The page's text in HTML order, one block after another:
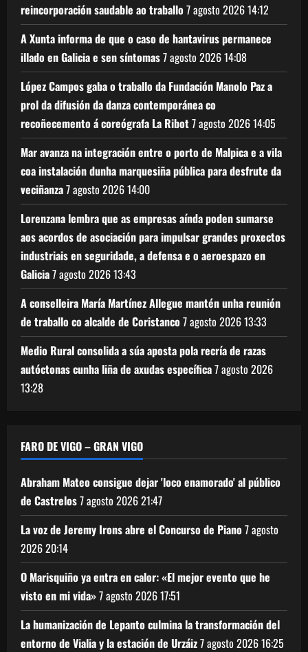
reincorporación saudable ao traballo7 agosto 202614:12
A Xunta informa de que o caso de hantavirus permanece
illado en Galicia e sen síntomas7 agosto 202614:08
López Campos gaba o traballo da Fundación Manolo Paz a
prol da difusión da danza contemporánea co
recoñecemento á coreógrafa La Ribot7 agosto 202614:05
Mar avanza na integración entre o porto de Malpica e a vila
coa instalación dunha marquesiña pública para desfrute da
veciñanza7 agosto 202614:00
Lorenzana lembra que as empresas aínda poden sumarse
aos acordos de asociación para impulsar grandes proxectos
industriais en seguridade, a defensa e o aeroespazo en
Galicia7 agosto 202613:43
A conselleira María Martínez Allegue mantén unha reunión
de traballo co alcalde de Coristanco7 agosto 202613:33
Medio Rural consolida a súa aposta pola recría de razas
autóctonas cunha liña de axudas específica7 agosto 2026
13:28
FARO DE VIGO – GRAN VIGO
Abraham Mateo consigue dejar 'loco enamorado' al público
de Castrelos7 agosto 202621:47
La voz de Jeremy Irons abre el Concurso de Piano7 agosto
202620:14
O Marisquiño ya entra en calor: «El mejor evento que he
visto en mi vida»7 agosto 202617:51
La humanización de Lepanto culmina la transformación del
entorno de Vialia y la estación de Urzáiz7 agosto 202616:25